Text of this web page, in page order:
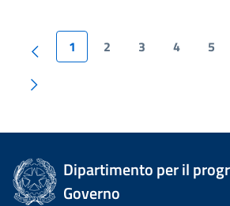
1 2 3 4 5
Dipartimento per il
Governo